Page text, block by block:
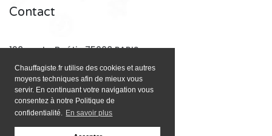
Chauffagiste.fr utilise des cookies et autres
moyens techniques afin de mieux vous
servir. En continuant votre navigation vous
consentez à notre Politique de
confidentialité. En savoir plus
Contact
128 rue La Boétie 75008 PARIS
Email: contact@chauffagiste.fr